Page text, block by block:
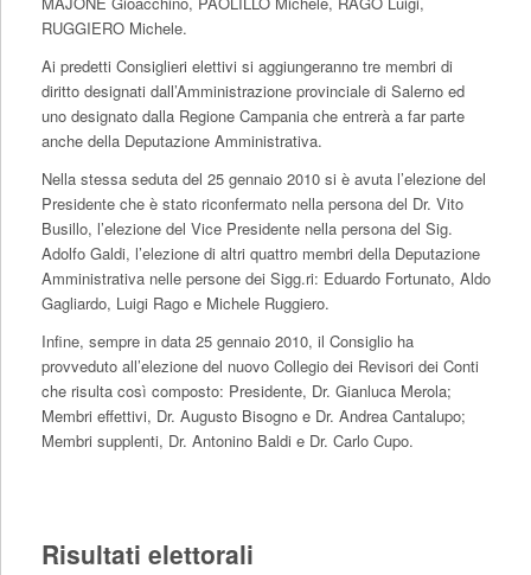
RUGGIERO Michele.
Ai predetti Consiglieri elettivi si aggiungeranno tre membri di
diritto designati dall’Amministrazione provinciale di Salerno ed
uno designato dalla Regione Campania che entrerà a far parte
anche della Deputazione Amministrativa.
Nella stessa seduta del 25 gennaio 2010 si è avuta l’elezione del
Presidente che è stato riconfermato nella persona del Dr. Vito
Busillo, l’elezione del Vice Presidente nella persona del Sig.
Adolfo Galdi, l’elezione di altri quattro membri della Deputazione
Amministrativa nelle persone dei Sigg.ri: Eduardo Fortunato, Aldo
Gagliardo, Luigi Rago e Michele Ruggiero.
Infine, sempre in data 25 gennaio 2010, il Consiglio ha
provveduto all’elezione del nuovo Collegio dei Revisori dei Conti
che risulta così composto: Presidente, Dr. Gianluca Merola;
Membri effettivi, Dr. Augusto Bisogno e Dr. Andrea Cantalupo;
Membri supplenti, Dr. Antonino Baldi e Dr. Carlo Cupo.
Risultati elettorali